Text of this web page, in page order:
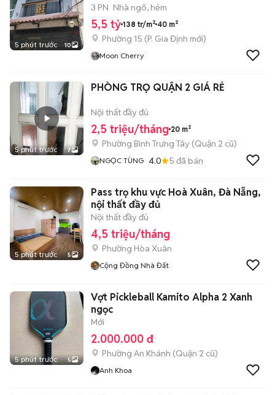
5 phút trước 10
3 PN Nhà ngõ, hẻm
5,5 tỷ 138 tr/m² 40 m²
Phường 15 (P. Gia Định mới)
Moon Cherry
5 phút trước 7
PHÒNG TRỌ QUẬN 2 GIÁ RẺ
Nội thất đầy đủ
2,5 triệu/tháng 20 m²
Phường Bình Trưng Tây (Quận 2 cũ)
NGỌC TÙNG 4.0 5 đã bán
5 phút trước 5
Pass trọ khu vực Hoà Xuân, Đà Nẵng,
nội thất đầy đủ
Nội thất đầy đủ
4,5 triệu/tháng
Phường Hòa Xuân
Cộng Đồng Nhà Đất
5 phút trước 5
Vợt Pickleball Kamito Alpha 2 Xanh
ngọc
Mới
2.000.000 đ
Phường An Khánh (Quận 2 cũ)
Anh Khoa